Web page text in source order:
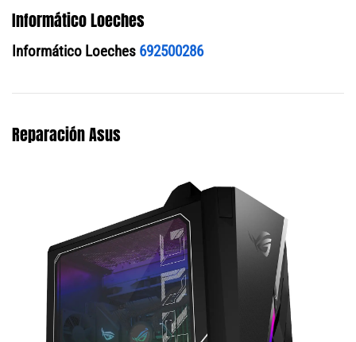
Informático Loeches
Informático Loeches 692500286
Reparación Asus